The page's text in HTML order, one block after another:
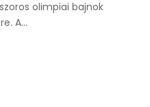
olimpiai bajnok
A...